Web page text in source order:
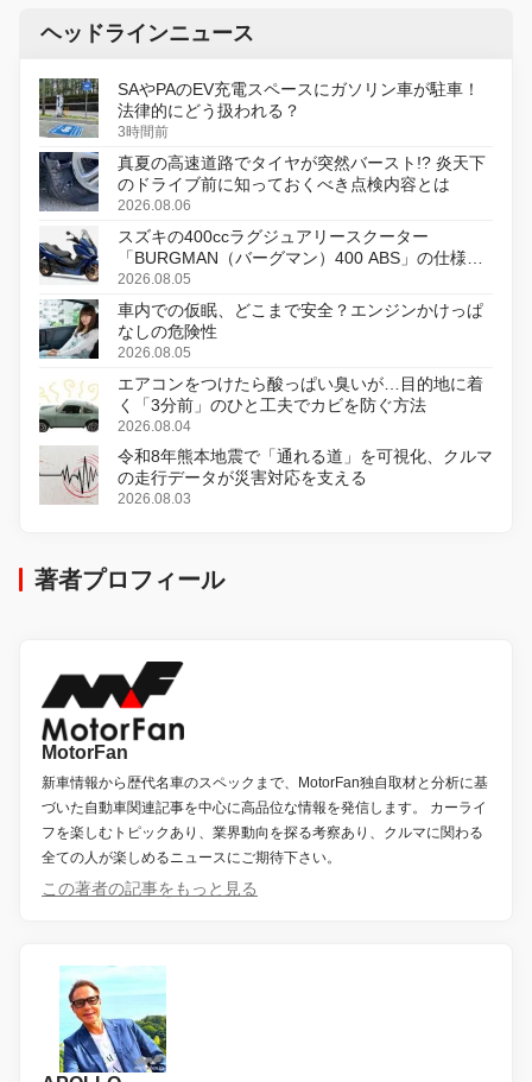
ヘッドラインニュース
SAやPAのEV充電スペースにガソリン車が駐車！
法律的にどう扱われる？
3時間前
真夏の高速道路でタイヤが突然バースト!? 炎天下
のドライブ前に知っておくべき点検内容とは
2026.08.06
スズキの400ccラグジュアリースクーター
「BURGMAN（バーグマン）400 ABS」の仕様を
変更し、8月18日に発売
2026.08.05
車内での仮眠、どこまで安全？エンジンかけっぱ
なしの危険性
2026.08.05
エアコンをつけたら酸っぱい臭いが…目的地に着
く「3分前」のひと工夫でカビを防ぐ方法
2026.08.04
令和8年熊本地震で「通れる道」を可視化、クルマ
の走行データが災害対応を支える
2026.08.03
著者プロフィール
MotorFan
新車情報から歴代名車のスペックまで、MotorFan独自取材と分析に基
づいた自動車関連記事を中心に高品位な情報を発信します。 カーライ
フを楽しむトピックあり、業界動向を探る考察あり、クルマに関わる
全ての人が楽しめるニュースにご期待下さい。
この著者の記事をもっと見る